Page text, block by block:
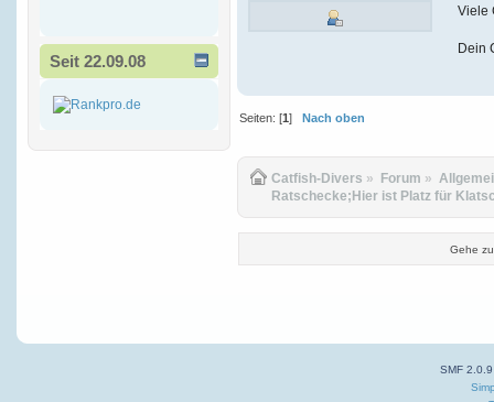
Seit 22.09.08
Viele
Dein
Seiten: [1] Nach oben
Catfish-Divers » Forum »
Ratschecke;Hier ist Platz für
Gehe
SMF 2.0.9